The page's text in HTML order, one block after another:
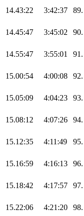
14.43:22 3:42:37 89.
14.45:47 3:45:02 90.
14.55:47 3:55:01 91.
15.00:54 4:00:08 92.
15.05:09 4:04:23 93.
15.08:12 4:07:26 94.
15.12:35 4:11:49 95.
15.16:59 4:16:13 96.
15.18:42 4:17:57 97.
15.22:06 4:21:20 98.